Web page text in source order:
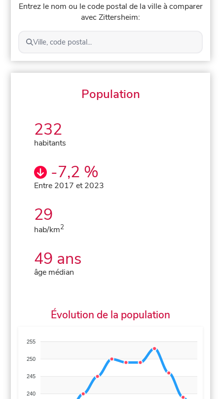
Entrez le nom ou le code postal de la ville à comparer
avec Zittersheim:
Ville, code postal...
Population
232
habitants
-7,2 %
Entre 2017 et 2023
29
hab/km2
49 ans
âge médian
Évolution de la population
255
250
245
240